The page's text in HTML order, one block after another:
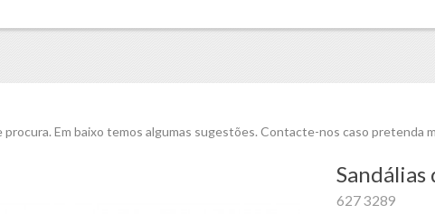
Em baixo temos algumas sugestões. Contacte-nos caso pretenda
Sandálias
627 3289